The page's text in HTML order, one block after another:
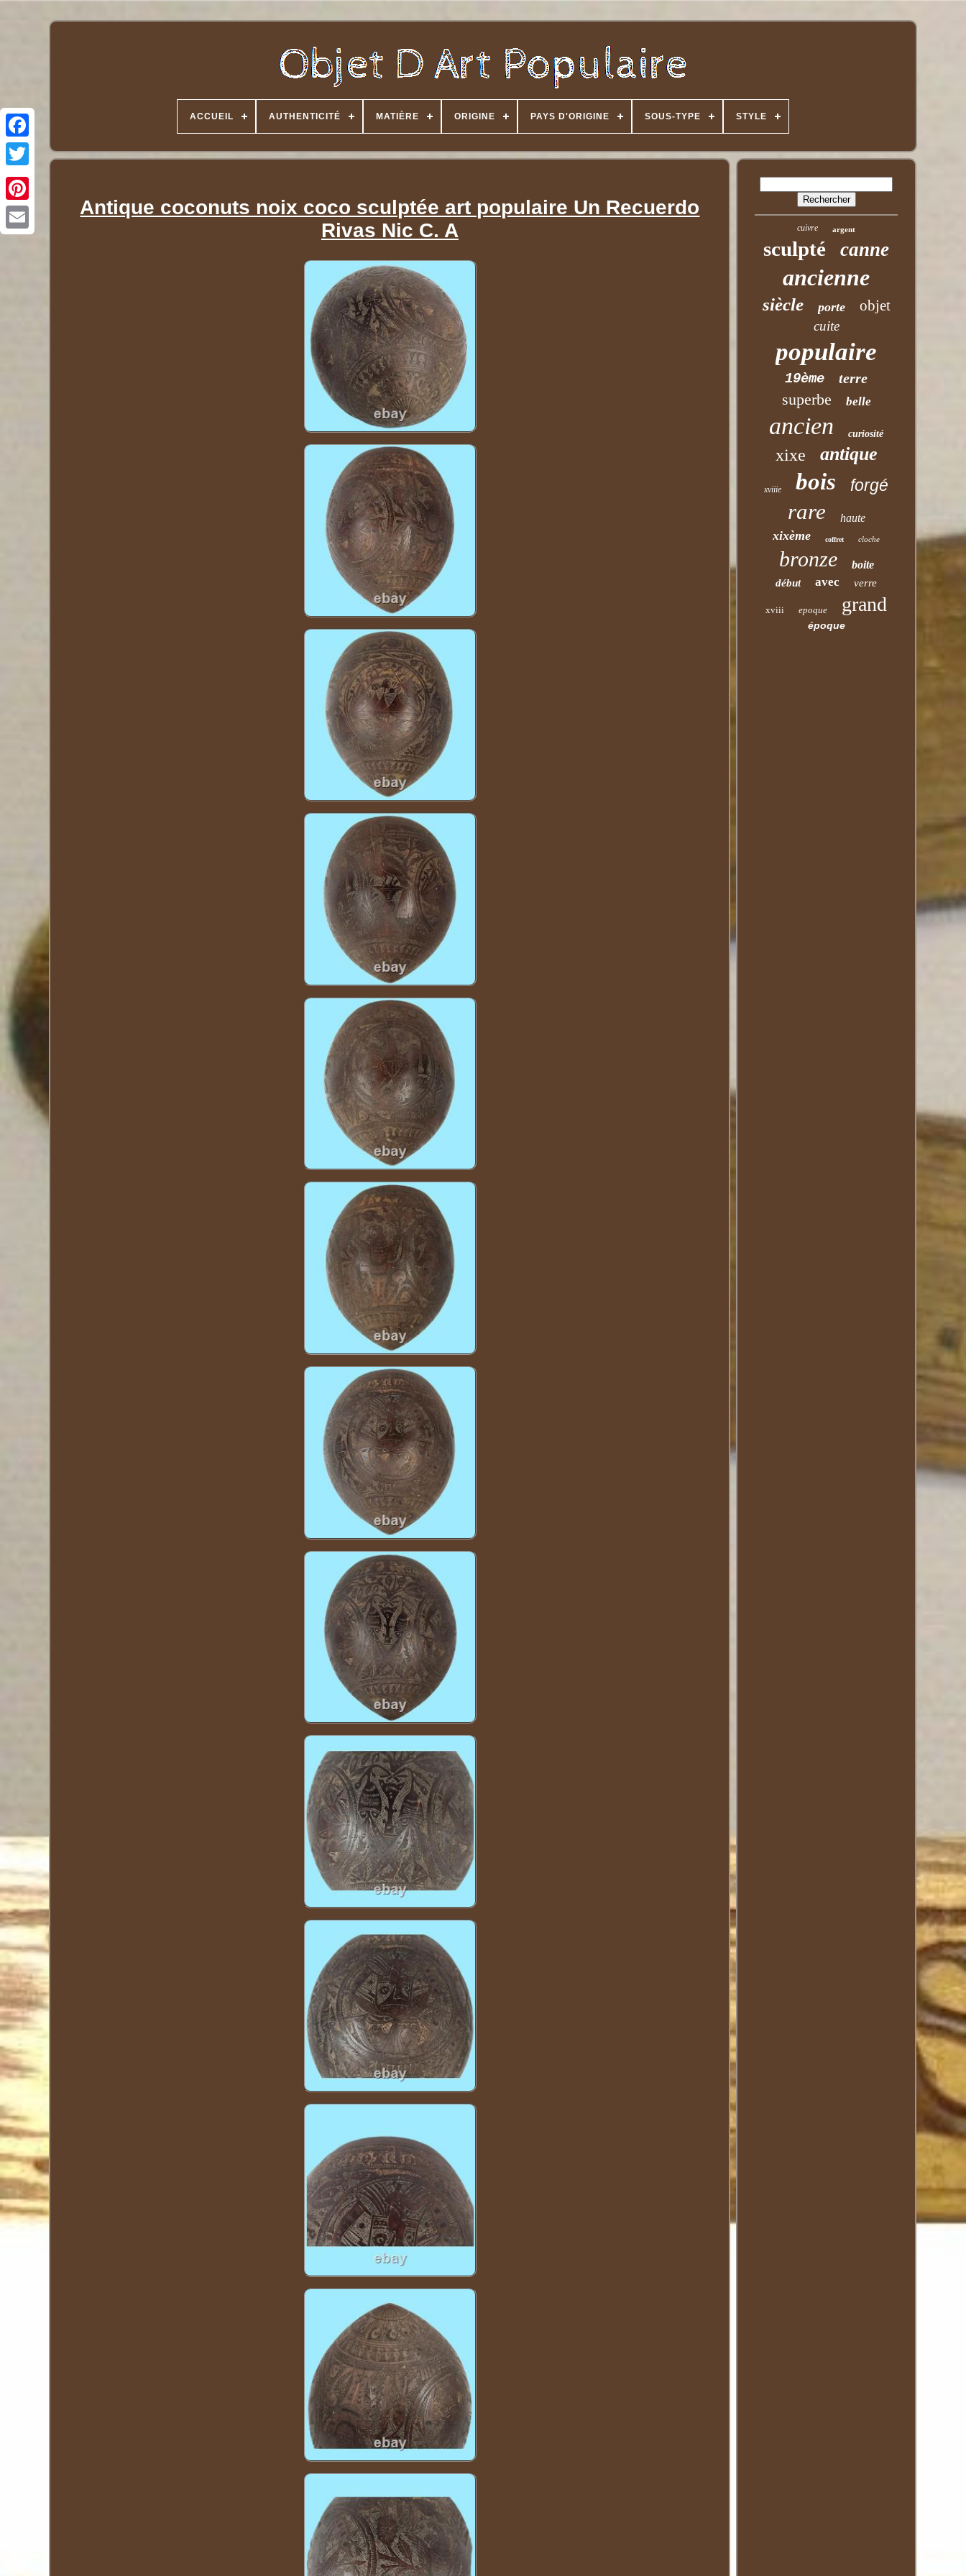
Twitter
ACCUEIL AUTHENTICITÉ MATIÈRE ORIGINE PAYS D'ORIGINE SOUS-TYPE STYLE
Antique coconuts noix coco sculptée art populaire Un Recuerdo
Rivas Nic C. A
cuivre argent
sculpté canne
ancienne
siècle porte objet
cuite
populaire
19ème terre
superbe belle
ancien curiosité
xixe antique
xviiie bois forgé
rare haute
xixème coffret cloche
bronze boite
début avec verre
xviii epoque grand
époque